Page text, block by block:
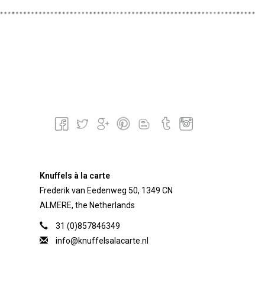
Knuffels à la carte
Frederik van Eedenweg 50, 1349 CN
ALMERE, the Netherlands
31 (0)857846349
info@knuffelsalacarte.nl